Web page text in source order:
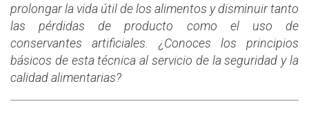
prolongar la vida útil de los alimentos y disminuir tanto
las pérdidas de producto como el uso de
conservantes artificiales. ¿Conoces los principios
básicos de esta técnica al servicio de la seguridad y la
calidad alimentarias?